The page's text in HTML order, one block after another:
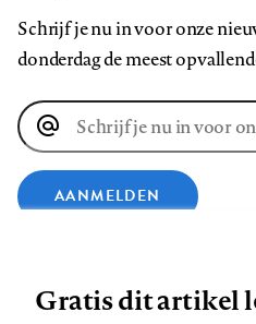
Schrijf je nu in voor onze
donderdag de meest
E-
mailadres
AANMELDEN
Zie onze cookie policy
Gratis dit artikel